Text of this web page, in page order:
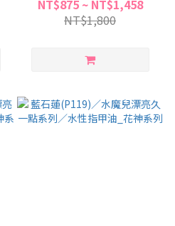
NT$875 ~ NT$1,458
NT$1,800